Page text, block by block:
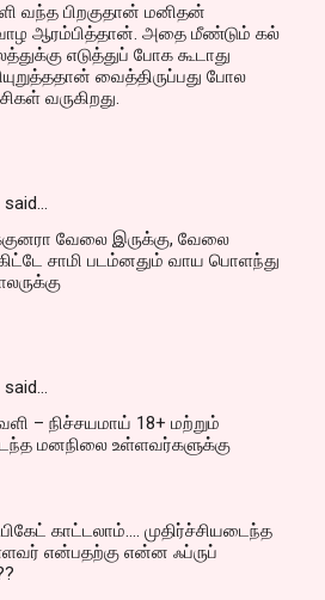
வந்த பிறகுதான் மனிதன்
ஆரம்பித்தான். அதை மீண்டும் கல்
எடுத்துப் போக கூடாது
வைத்திருப்பது போல
வருகிறது.
said…
வேலை இருக்கு, வேலை
சாமி படம்னதும் வாய பொளந்து
said…
– நிச்சயமாய் 18+ மற்றும்
மனநிலை உள்ளவர்களுக்கு
காட்ட‌லாம்.... முதிர்ச்சியடைந்த
என்ப‌த‌ற்கு என்ன‌ ஃப்ருப்